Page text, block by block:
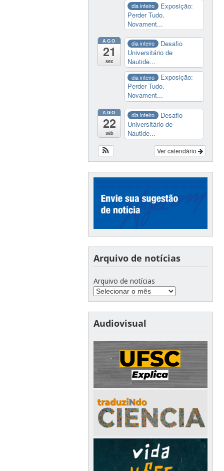
dia inteiro
Exposição:
Perder Tudo.
Novament...
AGO
21
sex
dia inteiro
Desafio
Universitário de
Nautide...
dia inteiro
Exposição:
Perder Tudo.
Novament...
AGO
22
sáb
dia inteiro
Desafio
Universitário de
Nautide...
Ver calendário
Arquivo de notícias
Arquivo de notícias
Audiovisual